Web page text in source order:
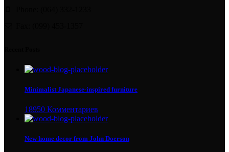
Minimalist Japanese-inspired furniture
18950 Комментариев
New home decor from John Doerson